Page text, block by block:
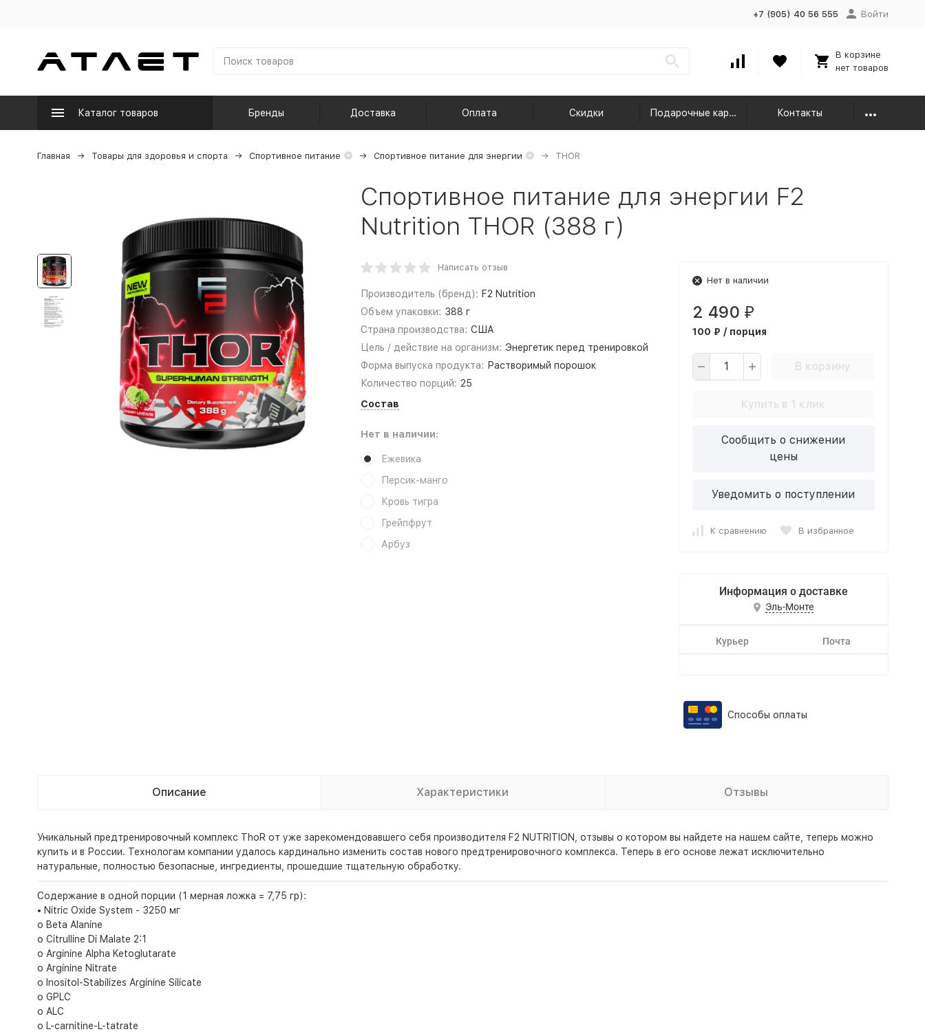
+7 (905) 40 56 555 Войти
В корзине
нет товаров
Каталог товаров Бренды Доставка Оплата Скидки Подарочные карты Контакты
Главная Товары для здоровья и спорта Спортивное питание Спортивное питание для энергии THOR
Спортивное питание для энергии F2
Nutrition THOR (388 г)
Написать отзыв
Производитель (бренд): F2 Nutrition
Объем упаковки: 388 г
Страна производства: США
Цель / действие на организм: Энергетик перед тренировкой
Форма выпуска продукта: Растворимый порошок
Количество порций: 25
Состав
Нет в наличии:
Ежевика
Персик-манго
Кровь тигра
Грейпфрут
Арбуз
Нет в наличии
2 490 ₽
100 ₽ / порция
В корзину
Купить в 1 клик
Сообщить о снижении
цены
Уведомить о поступлении
К сравнению В избранное
Информация о доставке
Эль-Монте
Курьер Почта
Способы оплаты
Описание Характеристики Отзывы
Уникальный предтренировочный комплекс ThoR от уже зарекомендовавшего себя производителя F2 NUTRITION, отзывы о котором вы найдете на нашем сайте, теперь можно
купить и в России. Технологам компании удалось кардинально изменить состав нового предтренировочного комплекса. Теперь в его основе лежат исключительно
натуральные, полностью безопасные, ингредиенты, прошедшие тщательную обработку.
Содержание в одной порции (1 мерная ложка = 7,75 гр):
• Nitric Oxide System - 3250 мг
o Beta Alanine
o Citrulline Di Malate 2:1
o Arginine Alpha Ketoglutarate
o Arginine Nitrate
o Inositol-Stabilizes Arginine Silicate
o GPLC
o ALC
o L-carnitine-L-tatrate